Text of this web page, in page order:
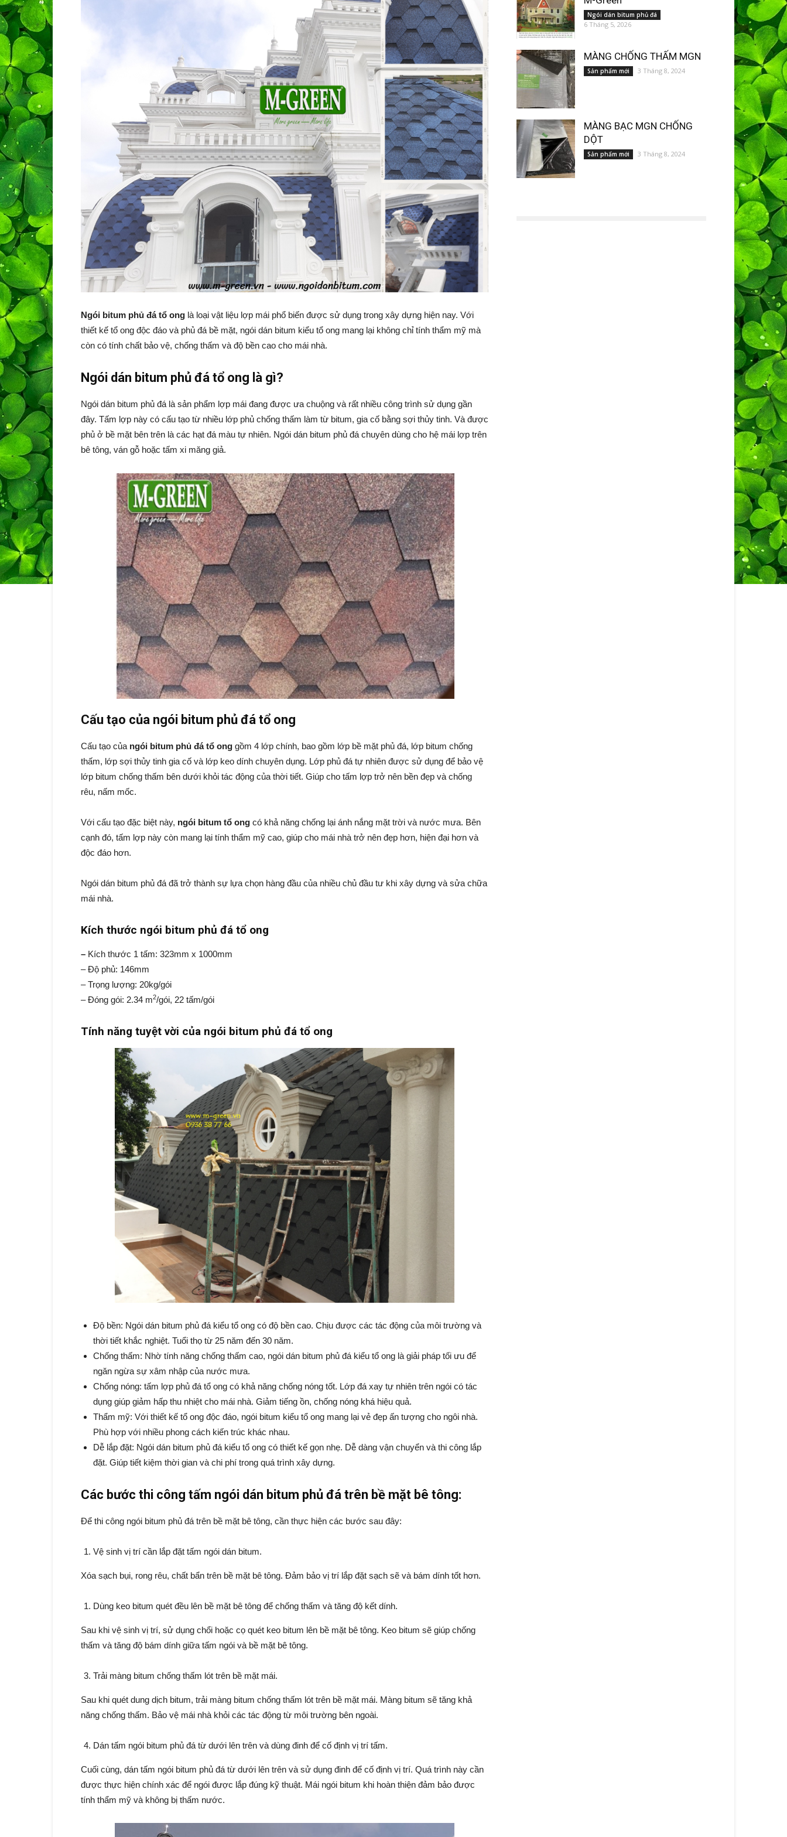
Ngói bitum phủ đá tổ ong là loại vật liệu lợp mái phổ biến được sử dụng trong xây dựng hiện nay. Với
thiết kế tổ ong độc đáo và phủ đá bề mặt, ngói dán bitum kiểu tổ ong mang lại không chỉ tính thẩm mỹ mà
còn có tính chất bảo vệ, chống thấm và độ bền cao cho mái nhà.
Ngói dán bitum phủ đá tổ ong là gì?
Ngói dán bitum phủ đá là sản phẩm lợp mái đang được ưa chuộng và rất nhiều công trình sử dụng gần
đây. Tấm lợp này có cấu tạo từ nhiều lớp phủ chống thấm làm từ bitum, gia cố bằng sợi thủy tinh. Và được
phủ ở bề mặt bên trên là các hạt đá màu tự nhiên. Ngói dán bitum phủ đá chuyên dùng cho hệ mái lợp trên
bê tông, ván gỗ hoặc tấm xi măng giả.
Cấu tạo của ngói bitum phủ đá tổ ong
Cấu tạo của ngói bitum phủ đá tổ ong gồm 4 lớp chính, bao gồm lớp bề mặt phủ đá, lớp bitum chống
thấm, lớp sợi thủy tinh gia cố và lớp keo dính chuyên dụng. Lớp phủ đá tự nhiên được sử dụng để bảo vệ
lớp bitum chống thấm bên dưới khỏi tác động của thời tiết. Giúp cho tấm lợp trở nên bền đẹp và chống
rêu, nấm mốc.
Với cấu tạo đặc biệt này, ngói bitum tổ ong có khả năng chống lại ánh nắng mặt trời và nước mưa. Bên
cạnh đó, tấm lợp này còn mang lại tính thẩm mỹ cao, giúp cho mái nhà trở nên đẹp hơn, hiện đại hơn và
độc đáo hơn.
Ngói dán bitum phủ đá đã trở thành sự lựa chọn hàng đầu của nhiều chủ đầu tư khi xây dựng và sửa chữa
mái nhà.
Kích thước ngói bitum phủ đá tổ ong
– Kích thước 1 tấm: 323mm x 1000mm
– Độ phủ: 146mm
– Trọng lượng: 20kg/gói
– Đóng gói: 2.34 m2/gói, 22 tấm/gói
Tính năng tuyệt vời của ngói bitum phủ đá tổ ong
Độ bền: Ngói dán bitum phủ đá kiểu tổ ong có độ bền cao. Chịu được các tác động của môi trường và
thời tiết khắc nghiệt. Tuổi thọ từ 25 năm đến 30 năm.
Chống thấm: Nhờ tính năng chống thấm cao, ngói dán bitum phủ đá kiểu tổ ong là giải pháp tối ưu để
ngăn ngừa sự xâm nhập của nước mưa.
Chống nóng: tấm lợp phủ đá tổ ong có khả năng chống nóng tốt. Lớp đá xay tự nhiên trên ngói có tác
dụng giúp giảm hấp thu nhiệt cho mái nhà. Giảm tiếng ồn, chống nóng khá hiệu quả.
Thẩm mỹ: Với thiết kế tổ ong độc đáo, ngói bitum kiểu tổ ong mang lại vẻ đẹp ấn tượng cho ngôi nhà.
Phù hợp với nhiều phong cách kiến trúc khác nhau.
Dễ lắp đặt: Ngói dán bitum phủ đá kiểu tổ ong có thiết kế gọn nhẹ. Dễ dàng vận chuyển và thi công lắp
đặt. Giúp tiết kiệm thời gian và chi phí trong quá trình xây dựng.
Các bước thi công tấm ngói dán bitum phủ đá trên bề mặt bê tông:
Để thi công ngói bitum phủ đá trên bề mặt bê tông, cần thực hiện các bước sau đây:
Vệ sinh vị trí cần lắp đặt tấm ngói dán bitum.
Xóa sạch bụi, rong rêu, chất bẩn trên bề mặt bê tông. Đảm bảo vị trí lắp đặt sạch sẽ và bám dính tốt hơn.
Dùng keo bitum quét đều lên bề mặt bê tông để chống thấm và tăng độ kết dính.
Sau khi vệ sinh vị trí, sử dụng chổi hoặc cọ quét keo bitum lên bề mặt bê tông. Keo bitum sẽ giúp chống
thấm và tăng độ bám dính giữa tấm ngói và bề mặt bê tông.
Trải màng bitum chống thấm lót trên bề mặt mái.
Sau khi quét dung dịch bitum, trải màng bitum chống thấm lót trên bề mặt mái. Màng bitum sẽ tăng khả
năng chống thấm. Bảo vệ mái nhà khỏi các tác động từ môi trường bên ngoài.
Dán tấm ngói bitum phủ đá từ dưới lên trên và dùng đinh để cố định vị trí tấm.
Cuối cùng, dán tấm ngói bitum phủ đá từ dưới lên trên và sử dụng đinh để cố định vị trí. Quá trình này cần
được thực hiện chính xác để ngói được lắp đúng kỹ thuật. Mái ngói bitum khi hoàn thiện đảm bảo được
tính thẩm mỹ và không bị thấm nước.
Ngói dán bitum phủ đá
6 Tháng 5, 2026
MÀNG CHỐNG THẤM MGN
Sản phẩm mới 3 Tháng 8, 2024
MÀNG BẠC MGN CHỐNG
DỘT
Sản phẩm mới 3 Tháng 8, 2024